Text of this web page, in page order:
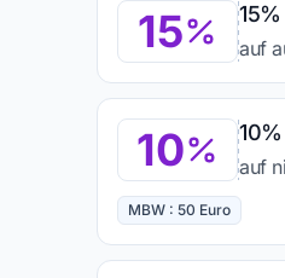
15 auf
10 auf
MBW : 50 Euro